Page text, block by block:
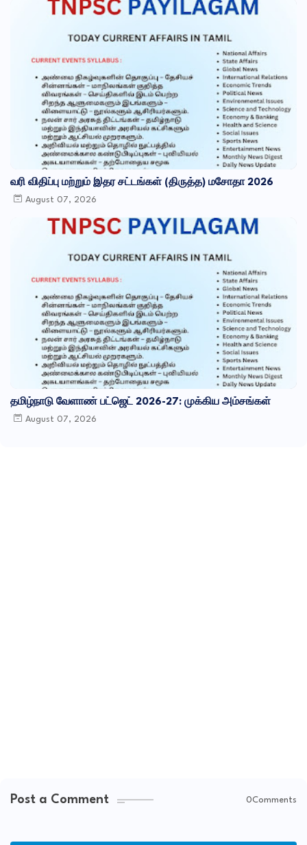
வரி விதிப்பு மற்றும் இதர சட்​டங்​கள் (திருத்த) மசோதா 2026
August 07, 2026
தமிழ்நாடு வேளாண் பட்ஜெட் 2026-27: முக்கிய அம்சங்கள்
August 07, 2026
Post a Comment 0Comments